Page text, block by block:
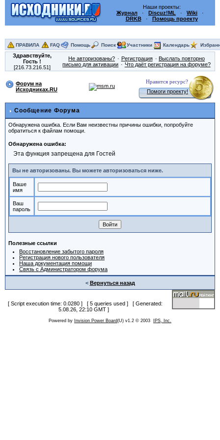
Наши проекты:
Журнал · Discuz!ML · Wiki ·
DRKB· Помощь проекту
ПРАВИЛА FAQ Помощь Поиск Участники Календарь
Здравствуйте,
Гость!
[216.73.216.51]
Не авторизованы? Регистрация
Выслать повторно
письмо для активации
Что даёт регистрация на форуме?
Форум на
Исходниках.RU
Нравится ресурс?
Помоги проекту!
Сообщение Форума
Обнаружена ошибка. Если Вам неизвестны причины ошибки, попробуйте
обратиться к файлам помощи.
Обнаружена ошибка:
Эта функция запрещена для Гостей
Вы не авторизованы. Вы можете авторизоваться ниже.
Ваше
имя
Ваш
пароль
Полезные ссылки
Восстановление забытого пароля
Регистрация нового пользователя
Наша документация помощи
Связь с Администратором форума
< Вернуться назад
[ Script execution time: 0.0280 ] [ 5 queries used ] [ Generated:
5.08.26, 22:10 GMT ]
Powered by Invision Power Board(U) v1.2 © 2003 IPS, Inc.